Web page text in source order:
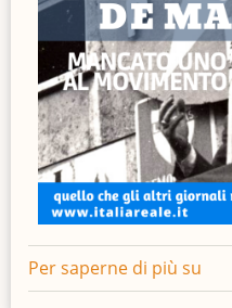
Per saperne di più su